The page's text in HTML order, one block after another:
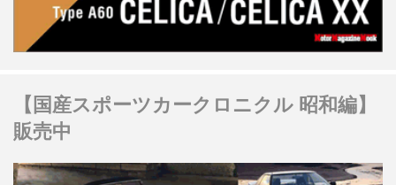
【国産スポーツカークロニクル 昭和編】
販売中